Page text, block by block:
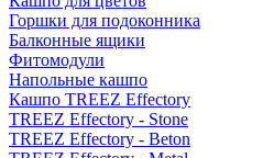
Горшки для подоконника
Балконные ящики
Фитомодули
Напольные кашпо
Кашпо TREEZ Effectory
TREEZ Effectory - Stone
TREEZ Effectory - Beton